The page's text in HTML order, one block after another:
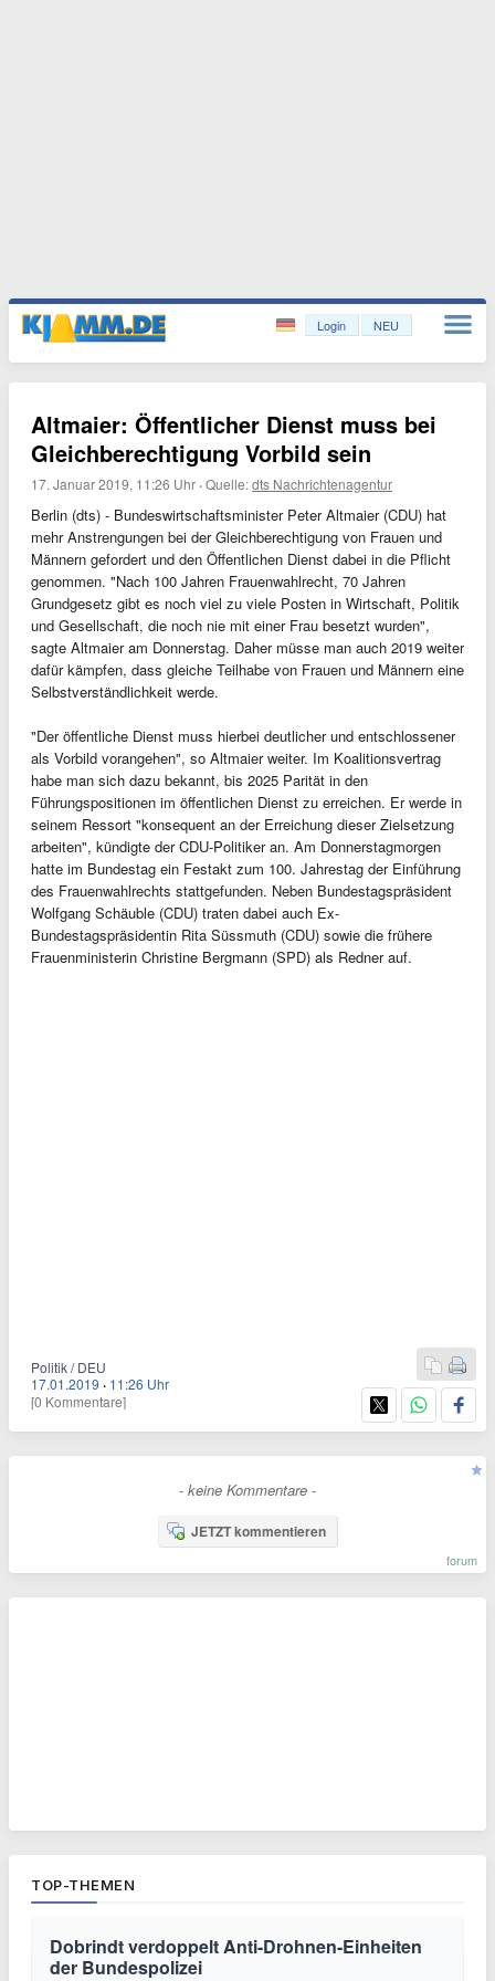
Login NEU
Altmaier: Öffentlicher Dienst muss bei
Gleichberechtigung Vorbild sein
17. Januar 2019, 11:26 Uhr ·Quelle:dts Nachrichtenagentur
Berlin (dts) - Bundeswirtschaftsminister Peter Altmaier (CDU) hat
mehr Anstrengungen bei der Gleichberechtigung von Frauen und
Männern gefordert und den Öffentlichen Dienst dabei in die Pflicht
genommen. "Nach 100 Jahren Frauenwahlrecht, 70 Jahren
Grundgesetz gibt es noch viel zu viele Posten in Wirtschaft, Politik
und Gesellschaft, die noch nie mit einer Frau besetzt wurden",
sagte Altmaier am Donnerstag. Daher müsse man auch 2019 weiter
dafür kämpfen, dass gleiche Teilhabe von Frauen und Männern eine
Selbstverständlichkeit werde.
"Der öffentliche Dienst muss hierbei deutlicher und entschlossener
als Vorbild vorangehen", so Altmaier weiter. Im Koalitionsvertrag
habe man sich dazu bekannt, bis 2025 Parität in den
Führungspositionen im öffentlichen Dienst zu erreichen. Er werde in
seinem Ressort "konsequent an der Erreichung dieser Zielsetzung
arbeiten", kündigte der CDU-Politiker an. Am Donnerstagmorgen
hatte im Bundestag ein Festakt zum 100. Jahrestag der Einführung
des Frauenwahlrechts stattgefunden. Neben Bundestagspräsident
Wolfgang Schäuble (CDU) traten dabei auch Ex-
Bundestagspräsidentin Rita Süssmuth (CDU) sowie die frühere
Frauenministerin Christine Bergmann (SPD) als Redner auf.
Politik / DEU
17.01.2019 · 11:26 Uhr
[0 Kommentare]
- keine Kommentare -
JETZT kommentieren
forum
TOP-THEMEN
Dobrindt verdoppelt Anti-Drohnen-Einheiten
der Bundespolizei